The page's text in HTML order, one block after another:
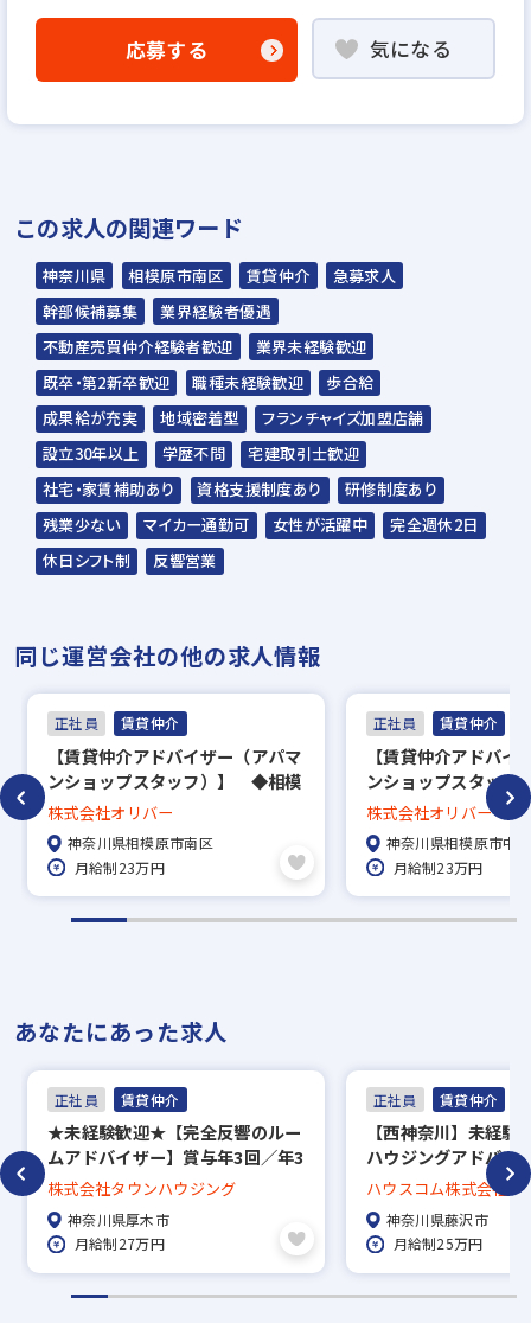
「応募フォームへ」よりエントリー
書類選考
※選考の上、通過者には説明選考会にお越し
適性検査、面接申告書提出
▼
1次面接（人事担当）、作文（800文字程度）
▼
2次面接（担当部署責任者、総務部責任者）
▼
内定
※入社時期は相談に応じます。現在、在職中
の方も積極的にご応募ください。応募の秘密
は厳守いたします。
応募する 気になる
この求人の関連ワード
神奈川県 相模原市南区 賃貸仲介
急募求人
幹部候補募集
業界経験者優遇
不動産売買仲介経験者歓迎
業界未経験歓迎
既卒・第2新卒歓迎
職種未経験歓迎
歩合給
成果給が充実
地域密着型
フランチャイズ加盟店舗
設立30年以上
学歴不問
宅建取引士歓迎
社宅・家賃補助あり
資格支援制度あり
研修制度あり
残業少ない
マイカー通勤可 女性が活躍中
完全週休2日
休日シフト制
反響営業
同じ運営会社の他の求人情報
正社員 賃貸仲介
【賃貸仲介アドバイザー（アパマ
ンショップスタッフ）】 ◆相模
原・町田エリアに密着し約30年黒
字経営を継続 ◆宅建資格取得時
には20万円のお祝金あり
株式会社オリバー
神奈川県相模原市南区
月給制23万円
正社員 賃貸仲介
【賃貸仲介アドバイ
ンショップスタッ
原・町田エリアに密
字経営を継続 ◆宅
には20万円のお祝金
株式会社オリバー
神奈川県相模原市中
月給制23万円
あなたにあった求人
正社員 賃貸仲介
★未経験歓迎★【完全反響のルー
ムアドバイザー】賞与年3回／年3
回長期休暇あり／約5万7000件の
中から好きな物件に住める社宅制
度、家賃補助50％／直営139店舗
で地域密着！
株式会社タウンハウジング
神奈川県厚木市
月給制27万円
正社員 賃貸仲介
【西神奈川】未経験
ハウジングアドバイ
介営業】
ハウスコム株式会社
神奈川県藤沢市
月給制25万円